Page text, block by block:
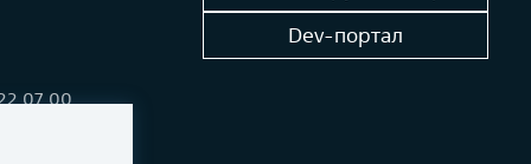
07 00
Dev-портал